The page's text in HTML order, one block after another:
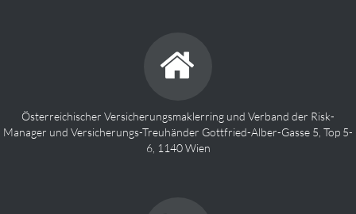
Österreichischer Versicherungsmaklerring und Verband der Risk-
Manager und Versicherungs-Treuhänder Gottfried-Alber-Gasse 5, Top 5-
6, 1140 Wien